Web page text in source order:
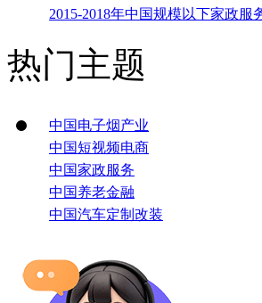
2015-2018年中国规模以下家政服
热门主题
中国电子烟产业
中国短视频电商
中国家政服务
中国养老金融
中国汽车定制改装